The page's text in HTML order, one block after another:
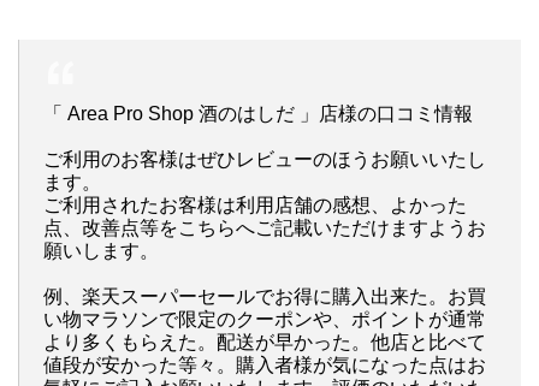
「 Area Pro Shop 酒のはしだ 」店様の口コミ情報
ご利用のお客様はぜひレビューのほうお願いいたし
ます。
ご利用されたお客様は利用店舗の感想、よかった
点、改善点等をこちらへご記載いただけますようお
願いします。
例、楽天スーパーセールでお得に購入出来た。お買
い物マラソンで限定のクーポンや、ポイントが通常
より多くもらえた。配送が早かった。他店と比べて
値段が安かった等々。購入者様が気になった点はお